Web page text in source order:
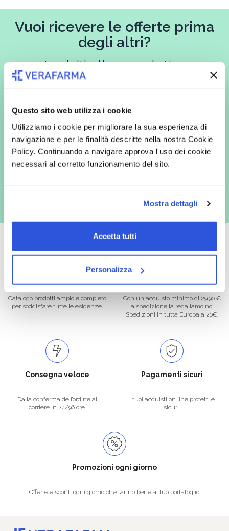
Questo sito web utilizza i cookie
Utilizziamo i cookie per migliorare la sua esperienza di
navigazione e per le finalità descritte nella nostra Cookie
Policy. Continuando a navigare approva l'uso dei cookie
necessari al corretto funzionamento del sito.
Mostra dettagli
Accetta tutti
Personalizza
Vuoi ricevere le offerte prima
degli altri?
Iscriviti alla newsletter
redatta ai sensi del Regolamento EU 2016/679, acconsento
espressamente al trattamento dei miei dati personali per finalità
commerciali da parte di Verafarma, tra cui invio di comunicazioni
marketing (con modalità telematiche - quali ad es. newsletter ed e-mail
con inviti e comunicazioni commerciali - e modalità tradizionali, quali ad
es. posta cartacea)
Oltre 50.000 prodotti
Catalogo prodotti ampio e completo
per soddisfare tutte le esigenze.
Spedizione gratuita
Con un acquisto minimo di 29.90 €
la spedizione la regaliamo noi.
Spedizioni in tutta Europa a 20€.
Consegna veloce
Dalla conferma dell’ordine al
corriere in 24/96 ore.
Pagamenti sicuri
I tuoi acquisti on line protetti e
sicuri.
Promozioni ogni giorno
Offerte e sconti ogni giorno che fanno bene al tuo portafoglio.